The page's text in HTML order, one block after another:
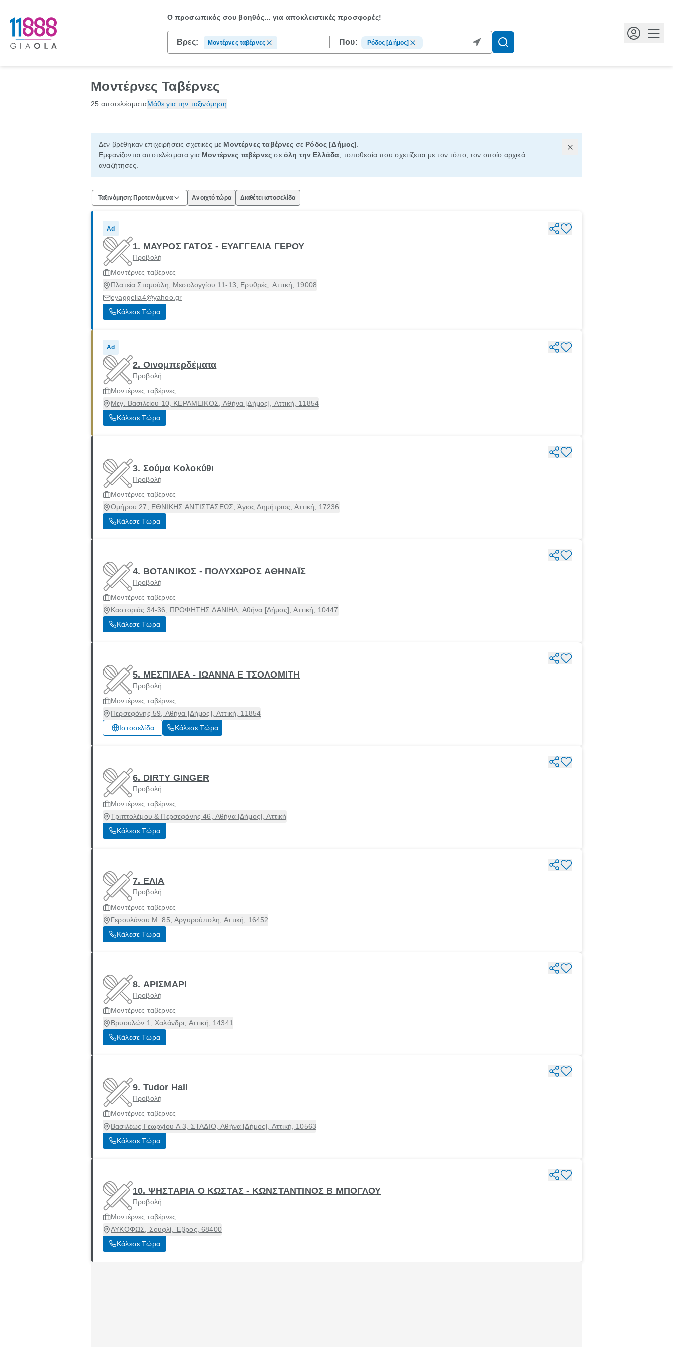
Ο προσωπικός σου βοηθός...για αποκλειστικές προσφορές!
Βρες: Μοντέρνες ταβέρνες Που: Ρόδος [Δήμος]
Μοντέρνες Ταβέρνες
25 αποτελέσματαΜάθε για την ταξινόμηση
Δεν βρέθηκαν επιχειρήσεις σχετικές με Μοντέρνες ταβέρνες σε Ρόδος [Δήμος]
Εμφανίζονται αποτελέσματα για Μοντέρνες ταβέρνες σε όλη την Ελλάδα , τοποθεσία που σχετίζεται με τον τόπο, τον οποίο αρχικά
αναζήτησες.
Ταξινόμηση: Προτεινόμενα Ανοιχτό τώρα Διαθέτει ιστοσελίδα
Ad
1. ΜΑΥΡΟΣ ΓΑΤΟΣ - ΕΥΑΓΓΕΛΙΑ ΓΕΡΟΥ
Προβολή
Μοντέρνες ταβέρνες
Πλατεία Σταμούλη, Μεσολογγίου 11-13, Ερυθρές, Αττική, 19008
eyaggelia4@yahoo.gr
Κάλεσε Τώρα
Ad
2. Οινομπερδέματα
Προβολή
Μοντέρνες ταβέρνες
Μεγ. Βασιλείου 10, ΚΕΡΑΜΕΙΚΟΣ, Αθήνα [Δήμος], Αττική, 11854
Κάλεσε Τώρα
3. Σούμα Κολοκύθι
Προβολή
Μοντέρνες ταβέρνες
Ομήρου 27, ΕΘΝΙΚΗΣ ΑΝΤΙΣΤΑΣΕΩΣ, Άγιος Δημήτριος, Αττική, 17236
Κάλεσε Τώρα
4. ΒΟΤΑΝΙΚΟΣ - ΠΟΛΥΧΩΡΟΣ ΑΘΗΝΑΪΣ
Προβολή
Μοντέρνες ταβέρνες
Καστοριάς 34-36, ΠΡΟΦΗΤΗΣ ΔΑΝΙΗΛ, Αθήνα [Δήμος], Αττική, 10447
Κάλεσε Τώρα
5. ΜΕΣΠΙΛΕΑ - ΙΩΑΝΝΑ Ε ΤΣΟΛΟΜΙΤΗ
Προβολή
Μοντέρνες ταβέρνες
Περσεφόνης 59, Αθήνα [Δήμος], Αττική, 11854
Ιστοσελίδα
Κάλεσε Τώρα
6. DIRTY GINGER
Προβολή
Μοντέρνες ταβέρνες
Τριπτολέμου & Περσεφόνης 46, Αθήνα [Δήμος], Αττική
Κάλεσε Τώρα
7. ΕΛΙΑ
Προβολή
Μοντέρνες ταβέρνες
Γερουλάνου Μ. 85, Αργυρούπολη, Αττική, 16452
Κάλεσε Τώρα
8. ΑΡΙΣΜΑΡΙ
Προβολή
Μοντέρνες ταβέρνες
Βρυουλών 1, Χαλάνδρι, Αττική, 14341
Κάλεσε Τώρα
9. Tudor Hall
Προβολή
Μοντέρνες ταβέρνες
Βασιλέως Γεωργίου Α 3, ΣΤΑΔΙΟ, Αθήνα [Δήμος], Αττική, 10563
Κάλεσε Τώρα
10. ΨΗΣΤΑΡΙΑ Ο ΚΩΣΤΑΣ - ΚΩΝΣΤΑΝΤΙΝΟΣ Β ΜΠΟΓΛΟΥ
Προβολή
Μοντέρνες ταβέρνες
ΛΥΚΟΦΩΣ, Σουφλί, Έβρος, 68400
Κάλεσε Τώρα